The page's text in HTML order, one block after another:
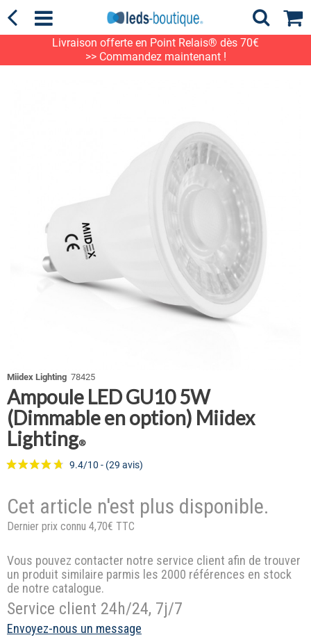
Livraison offerte en Point Relais® dès 70€
>> Commandez maintenant !
Miidex Lighting 78425
Ampoule LED GU10 5W
(Dimmable en option) Miidex
Lighting®
9.4/10 - (29 avis)
Cet article n'est plus disponible.
Dernier prix connu 4,70€ TTC
Vous pouvez contacter notre service client afin de trouver
un produit similaire parmis les 2000 références en stock
de notre catalogue.
Service client 24h/24, 7j/7
Envoyez-nous un message